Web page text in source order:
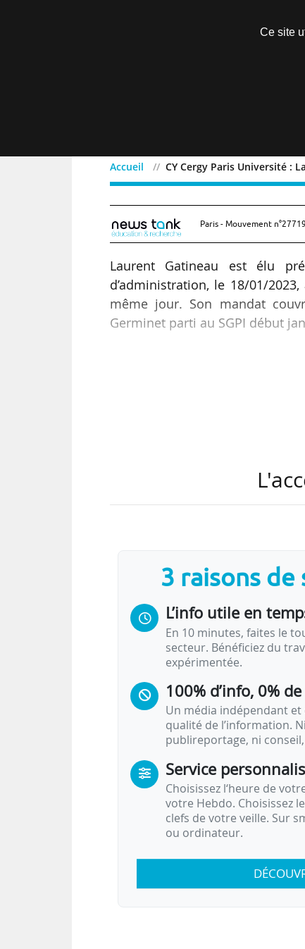
Accueil CY Cergy Paris Université :
CY Cergy Paris
Paris - Mouvement
Laurent Gatineau est élu
d’administration, le 18/01/
même jour. Son mandat
Germinet parti au SGPI début
délégué à la politique
3 raisons de
L’info utile en
En 10 minutes, faites le
secteur. Bénéficiez du
expérimentée.
100% d’info, 0%
Un média indépendant
qualité de l’information.
publireportage, ni
Service
Choisissez l‘heure de
votre Hebdo. Choisissez
clefs de votre veille. Sur
ou ordinateur.
Ce site